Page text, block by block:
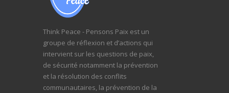
Think Peace - Pensons Paix est un
groupe de réflexion et d’actions qui
intervient sur les questions de paix,
de sécurité notamment la prévention
et la résolution des conflits
communautaires, la prévention de la